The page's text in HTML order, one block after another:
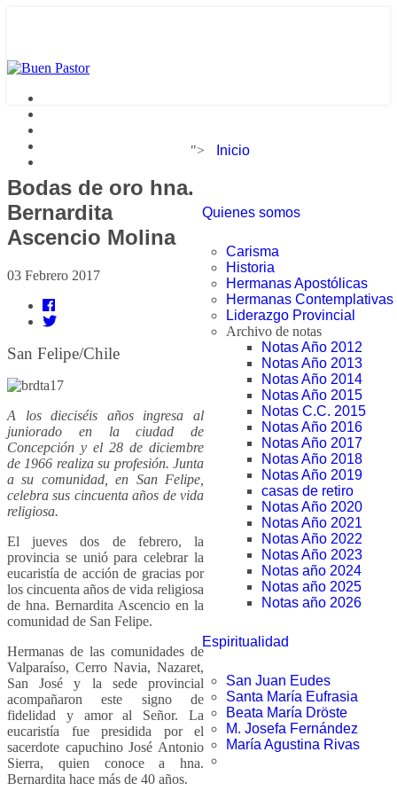
"> Inicio
Quienes somos
Carisma
Historia
Hermanas Apostólicas
Hermanas Contemplativas
Liderazgo Provincial
Archivo de notas
Notas Año 2012
Notas Año 2013
Notas Año 2014
Notas Año 2015
Notas C.C. 2015
Notas Año 2016
Notas Año 2017
Notas Año 2018
Notas Año 2019
casas de retiro
Notas Año 2020
Notas Año 2021
Notas Año 2022
Notas Año 2023
Notas año 2024
Notas año 2025
Notas año 2026
Espiritualidad
San Juan Eudes
Santa María Eufrasia
Beata María Dröste
M. Josefa Fernández
María Agustina Rivas
Bodas de oro hna.
Bernardita
Ascencio Molina
03 Febrero 2017
San Felipe/Chile
A los dieciséis años ingresa al
juniorado en la ciudad de
Concepción y el 28 de diciembre
de 1966 realiza su profesión. Junta
a su comunidad, en San Felipe,
celebra sus cincuenta años de vida
religiosa.
El jueves dos de febrero, la
provincia se unió para celebrar la
eucaristía de acción de gracias por
los cincuenta años de vida religiosa
de hna. Bernardita Ascencio en la
comunidad de San Felipe.
Hermanas de las comunidades de
Valparaíso, Cerro Navia, Nazaret,
San José y la sede provincial
acompañaron este signo de
fidelidad y amor al Señor. La
eucaristía fue presidida por el
sacerdote capuchino José Antonio
Sierra, quien conoce a hna.
Bernardita hace más de 40 años.